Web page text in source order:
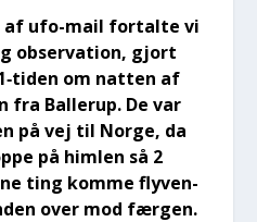
af ufo-mail for­tal­te vi
obser­va­tion, gjort
om nat­ten af
Bal­lerup. De var
på vej til Nor­ge, da
på him­len så 2
ting kom­me fly­ven­
over mod fær­gen.